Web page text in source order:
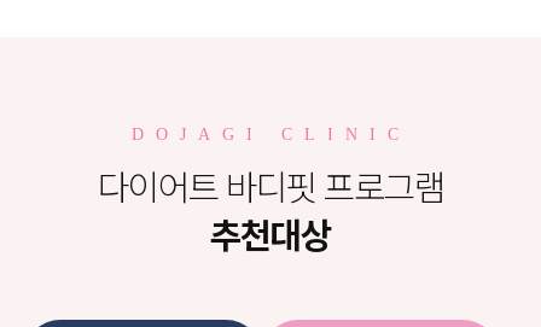
DOJAGI CLINIC
다이어트 바디핏 프로그램
추천대상